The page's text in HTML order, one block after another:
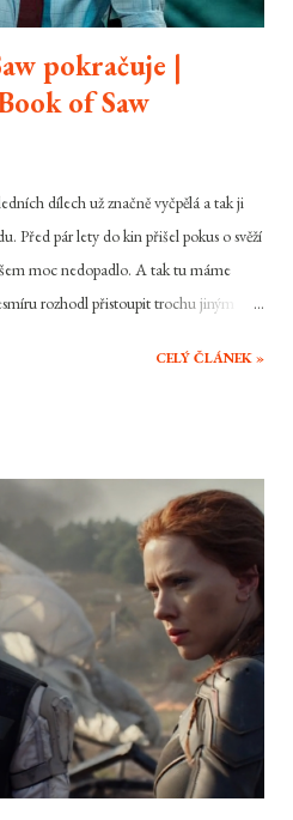
pokračuje |
of Saw
dílech už značně vyčpělá a tak ji
Před pár lety do kin přišel pokus o svěží
moc nedopadlo. A tak tu máme
rozhodl přistoupit trochu jiným
tak přejít na druhou kolej. Byla to
CELÝ ČLÁNEK »